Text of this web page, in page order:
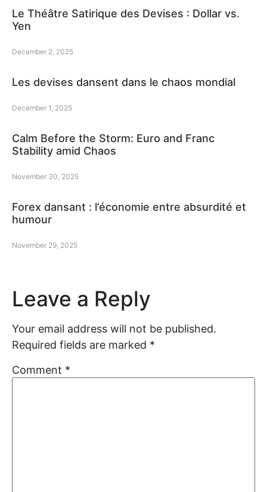
Le Théâtre Satirique des Devises : Dollar vs.
Yen
December 2, 2025
Les devises dansent dans le chaos mondial
December 1, 2025
Calm Before the Storm: Euro and Franc
Stability amid Chaos
November 30, 2025
Forex dansant : l’économie entre absurdité et
humour
November 29, 2025
Leave a Reply
Your email address will not be published.
Required fields are marked *
Comment *